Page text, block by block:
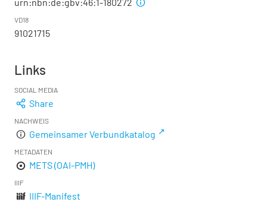
VD18
91021715
Links
SOCIAL MEDIA
Share
NACHWEIS
Gemeinsamer Verbundkatalog
METADATEN
METS (OAI-PMH)
IIIF
IIIF-Manifest